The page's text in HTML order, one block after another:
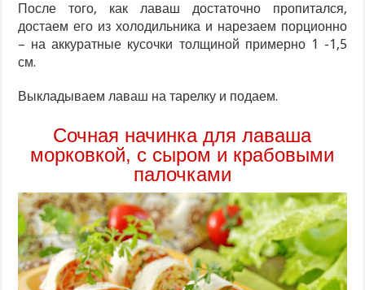
После того, как лаваш достаточно пропитался,
достаем его из холодильника и нарезаем порционно
– на аккуратные кусочки толщиной примерно 1 -1,5
см.
Выкладываем лаваш на тарелку и подаем.
Сочная начинка для лаваша
морковкой, с сыром и крабовыми
палочками